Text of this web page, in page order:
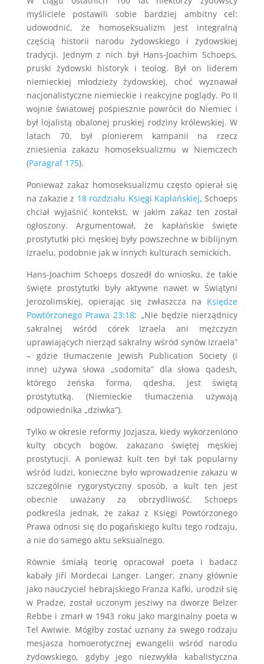
myśliciele postawili sobie bardziej ambitny cel:
udowodnić, że homoseksualizm jest integralną
częścią historii narodu żydowskiego i żydowskiej
tradycji. Jednym z nich był Hans-Joachim Schoeps,
pruski żydowski historyk i teolog. Był on liderem
niemieckiej młodzieży żydowskiej, choć wyznawał
nacjonalistyczne niemieckie i reakcyjne poglądy. Po II
wojnie światowej pośpiesznie powrócił do Niemiec i
był lojalistą obalonej pruskiej rodziny królewskiej. W
latach 70. był pionierem kampanii na rzecz
zniesienia zakazu homoseksualizmu w Niemczech
(Paragraf 175).
Ponieważ zakaz homoseksualizmu często opierał się
na zakazie z 18 rozdziału Księgi Kapłańskiej, Schoeps
chciał wyjaśnić kontekst, w jakim zakaz ten został
ogłoszony. Argumentował, że kapłańskie święte
prostytutki płci męskiej były powszechne w biblijnym
Izraelu, podobnie jak w innych kulturach semickich.
Hans-Joachim Schoeps doszedł do wniosku, że takie
święte prostytutki były aktywne nawet w Świątyni
Jerozolimskiej, opierając się zwłaszcza na Księdze
Powtórzonego Prawa 23:18: „Nie będzie nierządnicy
sakralnej wśród córek Izraela ani mężczyzn
uprawiających nierząd sakralny wśród synów Izraela”
– gdzie tłumaczenie Jewish Publication Society (i
inne) używa słowa „sodomita” dla słowa qadesh,
którego żeńska forma, qdesha, jest świętą
prostytutką. (Niemieckie tłumaczenia używają
odpowiednika „dziwka”).
Tylko w okresie reformy Jozjasza, kiedy wykorzeniono
kulty obcych bogów, zakazano świętej męskiej
prostytucji. A ponieważ kult ten był tak popularny
wśród ludzi, konieczne było wprowadzenie zakazu w
szczególnie rygorystyczny sposób, a kult ten jest
obecnie uważany za obrzydliwość. Schoeps
podkreśla jednak, że zakaz z Księgi Powtórzonego
Prawa odnosi się do pogańskiego kultu tego rodzaju,
a nie do samego aktu seksualnego.
Równie śmiałą teorię opracował poeta i badacz
kabały Jiří Mordecai Langer. Langer, znany głównie
jako nauczyciel hebrajskiego Franza Kafki, urodził się
w Pradze, został uczonym jesziwy na dworze Belzer
Rebbe i zmarł w 1943 roku jako marginalny poeta w
Tel Awiwie. Mógłby zostać uznany za swego rodzaju
mesjasza homoerotycznej ewangelii wśród narodu
żydowskiego, gdyby jego niezwykła kabalistyczna